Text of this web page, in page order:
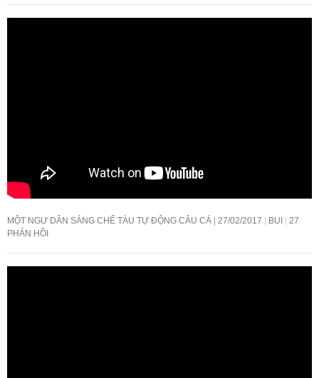
MỘT NGƯ DÂN SÁNG CHẾ TÀU TỰ ĐỘNG CÂU CÁ 27/02/2017 BUI
27
PHẢN HỒI